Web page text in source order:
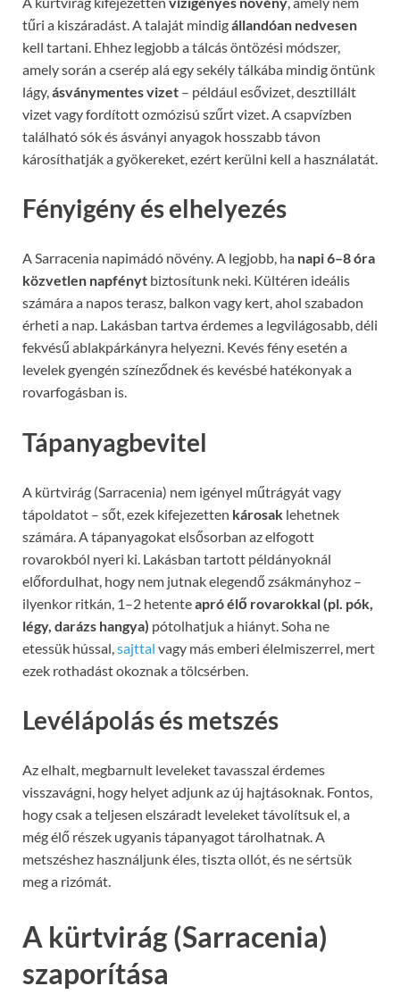
tűri a kiszáradást. A talaját mindigállandóan nedvesen
kell tartani. Ehhez legjobb a tálcás öntözési módszer,
amely során a cserép alá egy sekély tálkába mindig öntünk
lágy,ásványmentes vizet – például esővizet, desztillált
vizet vagy fordított ozmózisú szűrt vizet. A csapvízben
található sók és ásványi anyagok hosszabb távon
károsíthatják a gyökereket, ezért kerülni kell a használatát.
Fényigény és elhelyezés
A Sarracenia napimádó növény. A legjobb, ha napi 6–8 óra
közvetlen napfényt biztosítunk neki. Kültéren ideális
számára a napos terasz, balkon vagy kert, ahol szabadon
érheti a nap. Lakásban tartva érdemes a legvilágosabb, déli
fekvésű ablakpárkányra helyezni. Kevés fény esetén a
levelek gyengén színeződnek és kevésbé hatékonyak a
rovarfogásban is.
Tápanyagbevitel
A kürtvirág (Sarracenia) nem igényel műtrágyát vagy
tápoldatot – sőt, ezek kifejezetten károsak lehetnek
számára. A tápanyagokat elsősorban az elfogott
rovarokból nyeri ki. Lakásban tartott példányoknál
előfordulhat, hogy nem jutnak elegendő zsákmányhoz –
ilyenkor ritkán, 1–2 hetenteapró élő rovarokkal (pl. pók,
légy, darázs hangya) pótolhatjuk a hiányt. Soha ne
etessük hússal, sajttal vagy más emberi élelmiszerrel, mert
ezek rothadást okoznak a tölcsérben.
Levélápolás és metszés
Az elhalt, megbarnult leveleket tavasszal érdemes
visszavágni, hogy helyet adjunk az új hajtásoknak. Fontos,
hogy csak a teljesen elszáradt leveleket távolítsuk el, a
még élő részek ugyanis tápanyagot tárolhatnak. A
metszéshez használjunk éles, tiszta ollót, és ne sértsük
meg a rizómát.
A kürtvirág (Sarracenia)
szaporítása